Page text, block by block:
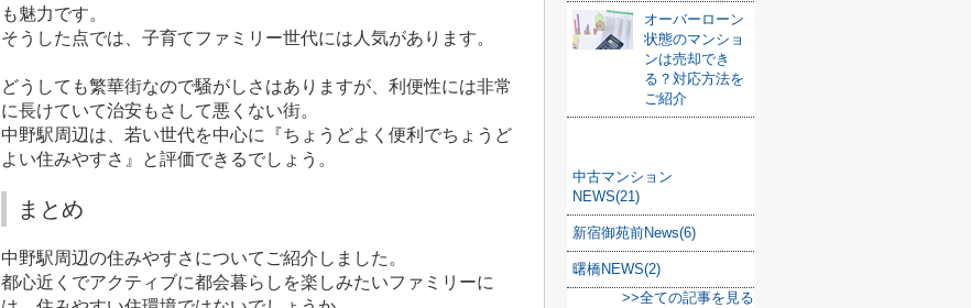
も魅力です。
そうした点では、子育てファミリー世代には人気があります。
どうしても繁華街なので騒がしさはありますが、利便性には非常
に長けていて治安もさして悪くない街。
中野駅周辺は、若い世代を中心に『ちょうどよく便利でちょうど
よい住みやすさ』と評価できるでしょう。
まとめ
中野駅周辺の住みやすさについてご紹介しました。
都心近くでアクティブに都会暮らしを楽しみたいファミリーに
オーバーローン
状態のマンショ
ンは売却でき
る？対応方法を
ご紹介
中古マンション
NEWS(21)
新宿御苑前News(6)
曙橋NEWS(2)
>>全ての記事を見る